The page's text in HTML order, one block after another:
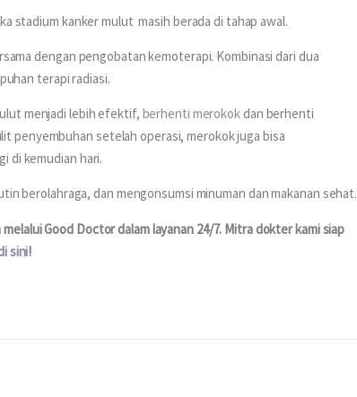
stadium kanker mulut  masih berada di tahap awal.
dengan pengobatan kemoterapi. Kombinasi dari dua
terapi radiasi.
menjadi lebih efektif, berhenti merokok dan berhenti
penyembuhan setelah operasi, merokok juga bisa
di kemudian hari.
berolahraga, dan mengonsumsi minuman dan makanan sehat.
Good Doctor dalam layanan 24/7. Mitra dokter kami siap
sini!